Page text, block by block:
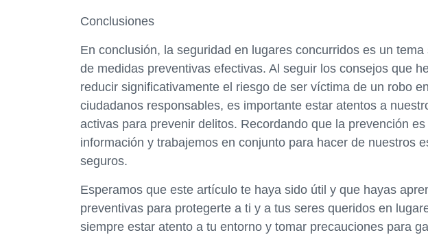
Conclusiones
En conclusión, la seguridad en lugares concurridos es un
de medidas preventivas efectivas. Al seguir los consejos que
reducir significativamente el riesgo de ser víctima de un robo
ciudadanos responsables, es importante estar atentos a
activas para prevenir delitos. Recordando que la prevención
información y trabajemos en conjunto para hacer de nuestros
seguros.
Esperamos que este artículo te haya sido útil y que hayas
preventivas para protegerte a ti y a tus seres queridos en
siempre estar atento a tu entorno y tomar precauciones para